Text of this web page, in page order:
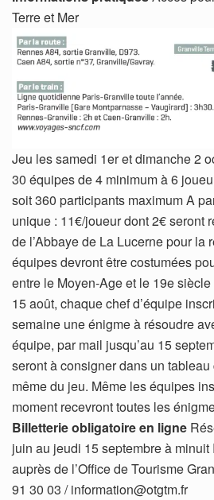
Terre et Mer
Jeu les samedi 1er et dimanche 2
30 équipes de 4 minimum à 6
soit 360 participants maximum A
unique : 11€/joueur dont 2€ seront
de l’Abbaye de La Lucerne pour la
équipes devront être costumées
entre le Moyen-Age et le 19e siècle
15 août, chaque chef d’équipe
semaine une énigme à résoudre
équipe, par mail jusqu’au 15
seront à consigner dans un
même du jeu. Même les équipes
moment recevront toutes les
Billetterie obligatoire en ligne
juin au jeudi 15 septembre à
auprès de l’Office de Tourisme
91 30 03 / information@otgtm.fr